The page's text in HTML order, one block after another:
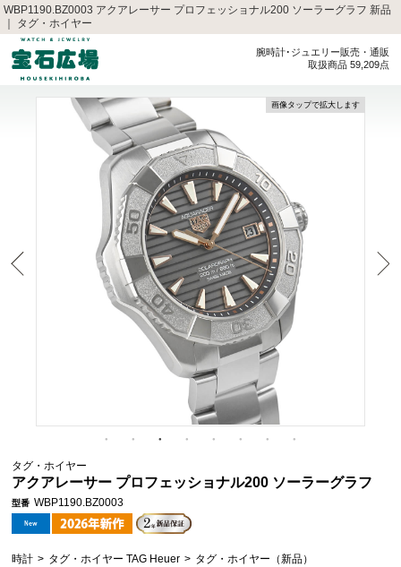
WBP1190.BZ0003 アクアレーサー プロフェッショナル200 ソーラーグラフ 新品
｜ タグ・ホイヤー
腕時計･ジュエリー販売・通販
取扱商品 59,209点
画像タップで拡大します
タグ・ホイヤー
アクアレーサー プロフェッショナル200 ソーラーグラフ
型番 WBP1190.BZ0003
時計 > タグ・ホイヤー TAG Heuer > タグ・ホイヤー（新品）